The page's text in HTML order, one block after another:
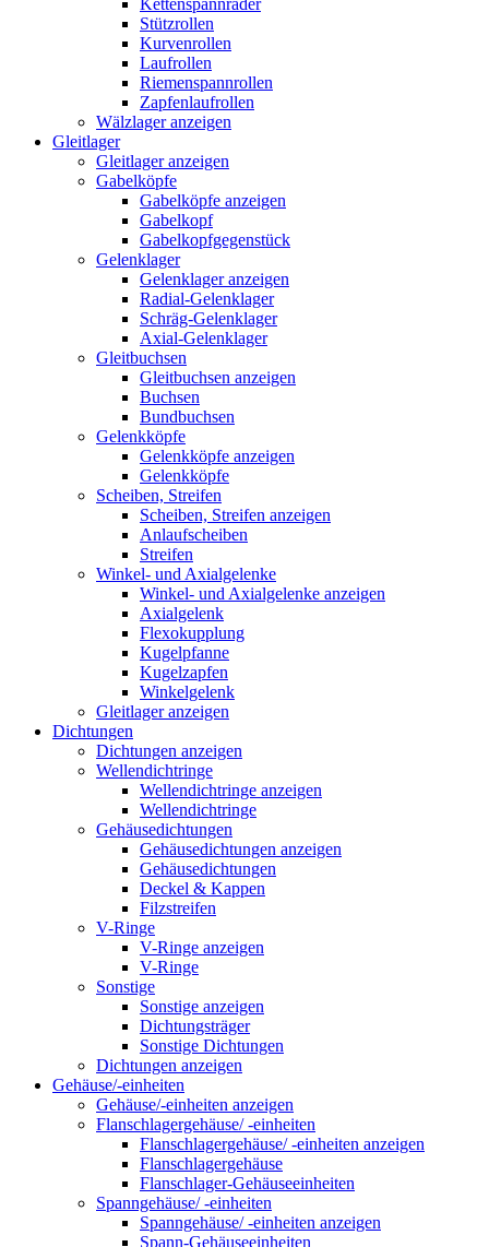
Kettenspannräder
Stützrollen
Kurvenrollen
Laufrollen
Riemenspannrollen
Zapfenlaufrollen
Wälzlager anzeigen
Gleitlager
Gleitlager anzeigen
Gabelköpfe
Gabelköpfe anzeigen
Gabelkopf
Gabelkopfgegenstück
Gelenklager
Gelenklager anzeigen
Radial-Gelenklager
Schräg-Gelenklager
Axial-Gelenklager
Gleitbuchsen
Gleitbuchsen anzeigen
Buchsen
Bundbuchsen
Gelenkköpfe
Gelenkköpfe anzeigen
Gelenkköpfe
Scheiben, Streifen
Scheiben, Streifen anzeigen
Anlaufscheiben
Streifen
Winkel- und Axialgelenke
Winkel- und Axialgelenke anzeigen
Axialgelenk
Flexokupplung
Kugelpfanne
Kugelzapfen
Winkelgelenk
Gleitlager anzeigen
Dichtungen
Dichtungen anzeigen
Wellendichtringe
Wellendichtringe anzeigen
Wellendichtringe
Gehäusedichtungen
Gehäusedichtungen anzeigen
Gehäusedichtungen
Deckel & Kappen
Filzstreifen
V-Ringe
V-Ringe anzeigen
V-Ringe
Sonstige
Sonstige anzeigen
Dichtungsträger
Sonstige Dichtungen
Dichtungen anzeigen
Gehäuse/-einheiten
Gehäuse/-einheiten anzeigen
Flanschlagergehäuse/ -einheiten
Flanschlagergehäuse/ -einheiten anzeigen
Flanschlagergehäuse
Flanschlager-Gehäuseeinheiten
Spanngehäuse/ -einheiten
Spanngehäuse/ -einheiten anzeigen
Spann-Gehäuseeinheiten